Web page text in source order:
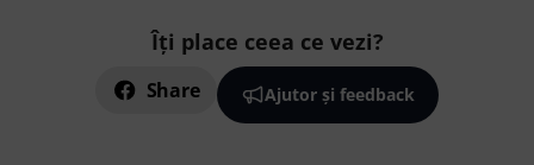
Îți place ceea ce vezi?
Share Ajutor și feedback